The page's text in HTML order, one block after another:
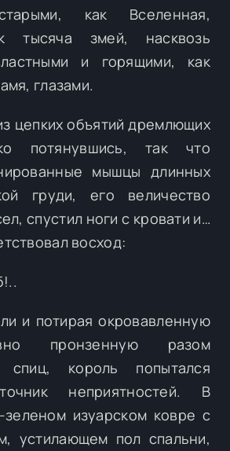
как Вселенная,
тысяча змей, насквозь
и горящими, как
глазами.
цепких объятий дремлющих
потянувшись, так что
мышцы длинных
груди, его величество
спустил ноги с кровати и…
восход:
и потирая окровавленную
пронзенную разом
спиц, король попытался
неприятностей. В
изуарском ковре с
устилающем пол спальни,